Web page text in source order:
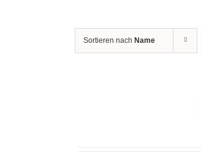
Sortieren nach Name